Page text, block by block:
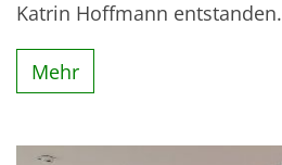
Katrin Hoffmann entstanden.
Mehr